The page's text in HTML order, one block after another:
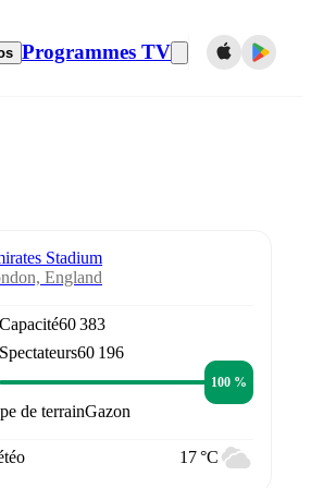
Programmes TV
Stadium
England
Capacité60 383
Spectateurs60 196
100 %
de terrainGazon
17 °C